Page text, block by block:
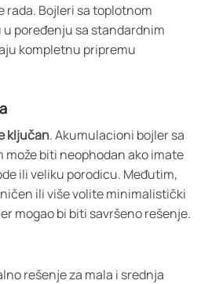
rada. Bojleri sa toplotnom
poređenju sa standardnim
kompletnu pripremu
ključan. Akumulacioni bojler sa
može biti neophodan ako imate
ili veliku porodicu. Međutim,
ili više volite minimalistički
mogao bi biti savršeno rešenje.
rešenje za mala i srednja